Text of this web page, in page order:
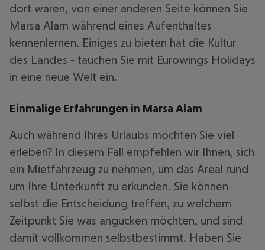
dort waren, von einer anderen Seite können Sie
Marsa Alam während eines Aufenthaltes
kennenlernen. Einiges zu bieten hat die Kultur
des Landes - tauchen Sie mit Eurowings Holidays
in eine neue Welt ein.
Einmalige Erfahrungen in Marsa Alam
Auch während Ihres Urlaubs möchten Sie viel
erleben? In diesem Fall empfehlen wir Ihnen, sich
ein Mietfahrzeug zu nehmen, um das Areal rund
um Ihre Unterkunft zu erkunden. Sie können
selbst die Entscheidung treffen, zu welchem
Zeitpunkt Sie was angucken möchten, und sind
damit vollkommen selbstbestimmt. Haben Sie